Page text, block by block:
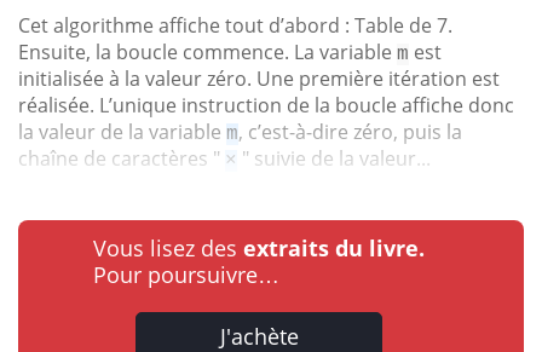
Cet algorithme affiche tout d’abord : Table de 7.
Ensuite, la boucle commence. La variable m est
initialisée à la valeur zéro. Une première itération est
réalisée. L’unique instruction de la boucle affiche donc
la valeur de la variable m, c’est-à-dire zéro, puis la
chaîne de caractères " × " suivie de la valeur...
Vous lisez des extraits du livre.
Pour poursuivre…
J'achète